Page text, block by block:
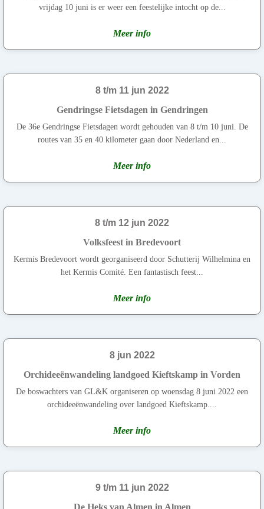
vrijdag 10 juni is er weer een feestelijke intocht op de...
Meer info
8 t/m 11 jun 2022
Gendringse Fietsdagen in Gendringen
De 36e Gendringse Fietsdagen wordt gehouden van 8 t/m 10 juni. De
routes van 35 en 40 kilometer gaan door Nederland en...
Meer info
8 t/m 12 jun 2022
Volksfeest in Bredevoort
Kermis Bredevoort wordt georganiseerd door Schutterij Wilhelmina en
het Kermis Comité. Een fantastisch feest...
Meer info
8 jun 2022
Orchideeënwandeling landgoed Kieftskamp in Vorden
De boswachters van GL&K organiseren op woensdag 8 juni 2022 een
orchideeënwandeling over landgoed Kieftskamp....
Meer info
9 t/m 11 jun 2022
De Heks van Almen in Almen